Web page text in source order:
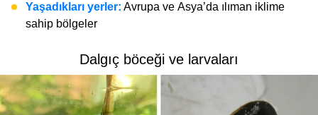
Yaşadıkları yerler: Avrupa ve Asya’da ılıman iklime
sahip bölgeler
Dalgıç böceği ve larvaları